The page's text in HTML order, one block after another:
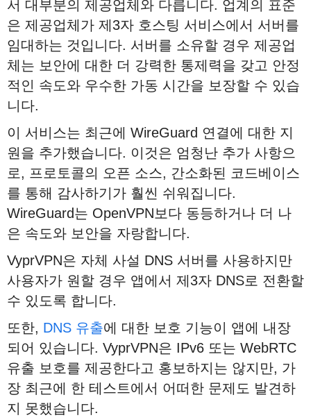
서 대부분의 제공업체와 다릅니다. 업계의 표준
은 제공업체가 제3자 호스팅 서비스에서 서버를
임대하는 것입니다. 서버를 소유할 경우 제공업
체는 보안에 대한 더 강력한 통제력을 갖고 안정
적인 속도와 우수한 가동 시간을 보장할 수 있습
니다.
이 서비스는 최근에 WireGuard 연결에 대한 지
원을 추가했습니다. 이것은 엄청난 추가 사항으
로, 프로토콜의 오픈 소스, 간소화된 코드베이스
를 통해 감사하기가 훨씬 쉬워집니다.
WireGuard는 OpenVPN보다 동등하거나 더 나
은 속도와 보안을 자랑합니다.
VyprVPN은 자체 사설 DNS 서버를 사용하지만
사용자가 원할 경우 앱에서 제3자 DNS로 전환할
수 있도록 합니다.
또한, DNS 유출에 대한 보호 기능이 앱에 내장
되어 있습니다. VyprVPN은 IPv6 또는 WebRTC
유출 보호를 제공한다고 홍보하지는 않지만, 가
장 최근에 한 테스트에서 어떠한 문제도 발견하
지 못했습니다.